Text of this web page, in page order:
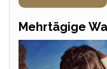
Mehrtägige